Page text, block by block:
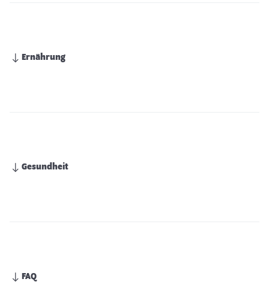
Ernährung
Gesundheit
FAQ